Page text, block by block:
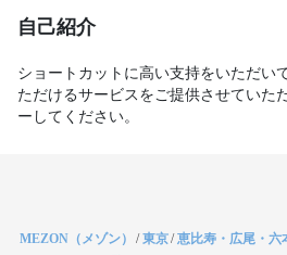
自己紹介
ショートカットに高い支持をいただい
ただけるサービスをご提供させていた
ーしてください。
MEZON（メゾン） /東京/恵比寿・広尾・六